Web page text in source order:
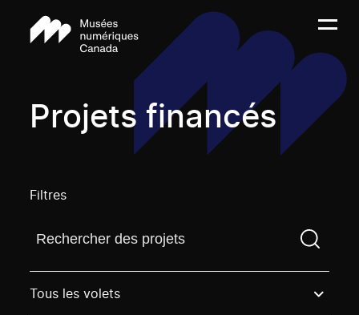
Projets financés
Filtres
Trouvez un projetVous devez saisir un terme de
Tous les volets